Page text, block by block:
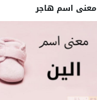
معنى اسم هاجر